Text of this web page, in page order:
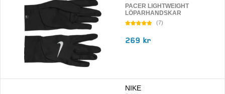
PACER LIGHTWEIGHT
LÖPARHANDSKAR
(7)
269 kr
NIKE